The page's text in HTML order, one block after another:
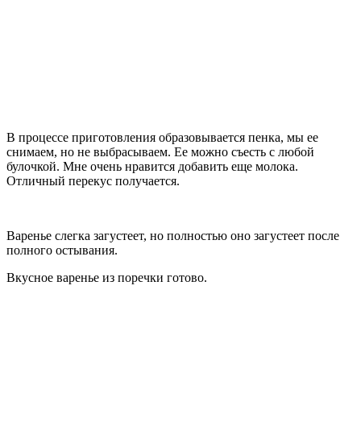
В процессе приготовления образовывается пенка, мы ее
снимаем, но не выбрасываем. Ее можно съесть с любой
булочкой. Мне очень нравится добавить еще молока.
Отличный перекус получается.
Варенье слегка загустеет, но полностью оно загустеет после
полного остывания.
Вкусное варенье из поречки готово.